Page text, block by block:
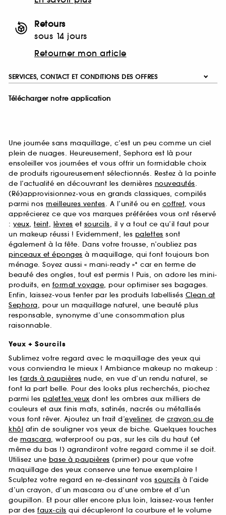
Retours
sous 14 jours
Retourner mon article
SERVICES, CONTACT ET CONDITIONS DES OFFRES
Télécharger notre application
Une journée sans maquillage, c’est un peu comme un ciel
plein de nuages. Heureusement, Sephora est là pour
ensoleiller vos journées et vous offrir un formidable choix
de produits rigoureusement sélectionnés. Restez à la pointe
de l’actualité en découvrant les dernières nouveautés.
(Ré)approvisionnez-vous en grands classiques, compilés
parmi nos meilleures ventes. A l’unité ou en coffret, vous
apprécierez ce que vos marques préférées vous ont réservé
: yeux, teint, lèvres et sourcils, il y a tout ce qu’il faut pour
un makeup réussi ! Evidemment, les palettes sont
également à la fête. Dans votre trousse, n’oubliez pas
pinceaux et éponges à maquillage, qui font toujours bon
ménage. Soyez aussi « mani-ready »* car en terme de
beauté des ongles, tout est permis ! Puis, on adore les mini-
produits, en format voyage, pour optimiser ses bagages.
Enfin, laissez-vous tenter par les produits labellisés Clean at
Sephora, pour un maquillage naturel, une beauté plus
responsable, synonyme d’une consommation plus
raisonnable.
Yeux + Sourcils
Sublimez votre regard avec le maquillage des yeux qui
vous conviendra le mieux ! Ambiance makeup no makeup :
les fards à paupières nude, en vue d’un rendu naturel, se
font la part belle. Pour des looks plus recherchés, piochez
parmi les palettes yeux dont les ombres aux milliers de
couleurs et aux finis mats, satinés, nacrés ou métallisés
vous font rêver. Ajoutez un trait d’eyeliner, de crayon ou de
khôl afin de souligner vos yeux de biche. Quelques touches
de mascara, waterproof ou pas, sur les cils du haut (et
même du bas !) agrandiront votre regard comme il se doit.
Utilisez une base à paupières (primer) pour que votre
maquillage des yeux conserve une tenue exemplaire !
Sculptez votre regard en re-dessinant vos sourcils à l’aide
d’un crayon, d’un mascara ou d’une ombre et d’un
goupillon. Et pour aller encore plus loin, laissez-vous tenter
par des faux-cils qui décupleront la courbure et le volume